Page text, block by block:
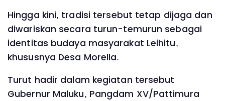
Hingga kini, tradisi tersebut tetap dijaga dan
diwariskan secara turun-temurun sebagai
identitas budaya masyarakat Leihitu,
khususnya Desa Morella.
Turut hadir dalam kegiatan tersebut
Gubernur Maluku, Pangdam XV/Pattimura